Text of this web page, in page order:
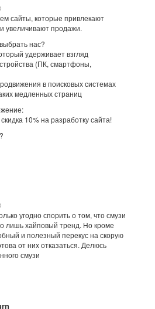
сайты, которые привлекают
увеличивают продажи.
нас?
удерживает взгляд
(ПК, смартфоны,
в поисковых системах
медленных страниц
10% на разработку сайта!
угодно спорить о том, что смузи
лишь хайповый тренд. Но кроме
и полезный перекус на скорую
от них отказаться. Делюсь
смузи